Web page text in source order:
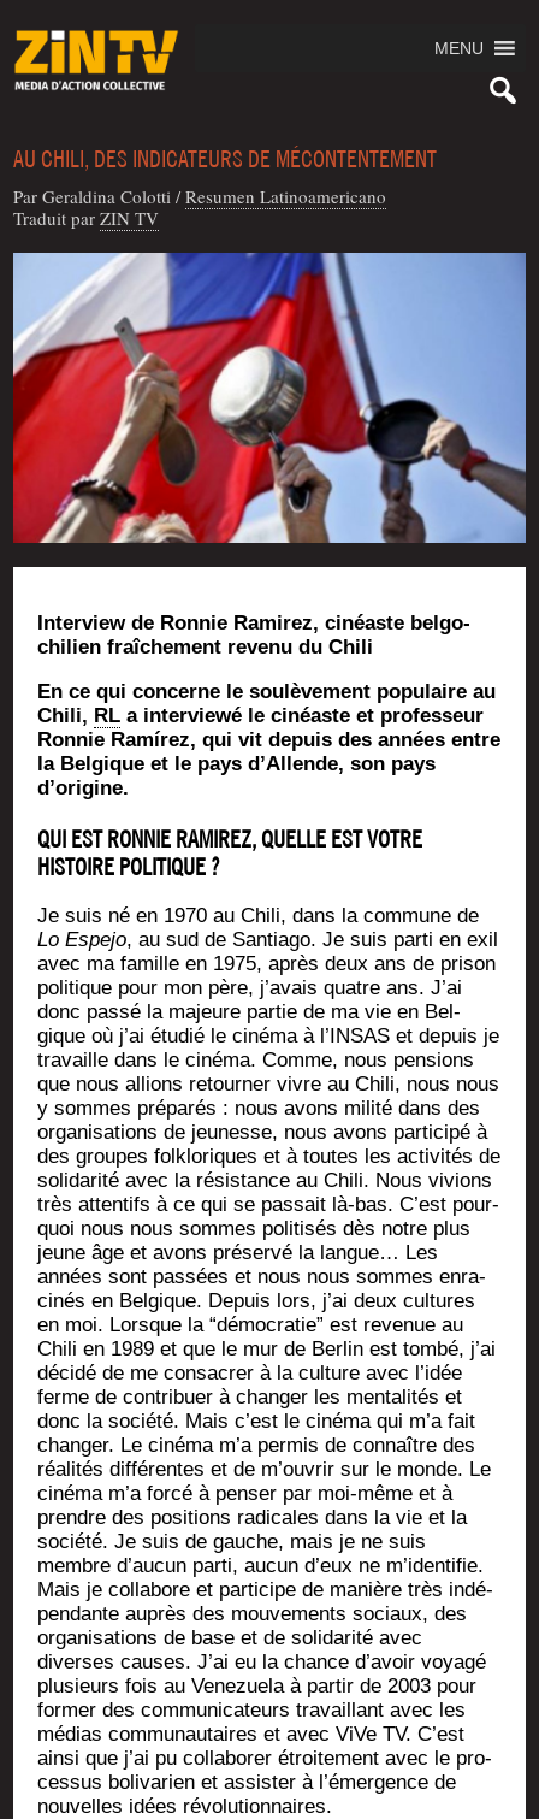
MENU
AU CHILI, DES INDICATEURS DE MÉCONTENTEMENT
Par Geral­di­na Colotti /Resu­men Latinoamericano
Tra­duit parZIN TV
Inter­view de Ron­nie Rami­rez, cinéaste bel­go-
chi­lien fraî­che­ment reve­nu du Chili
En ce qui concerne le sou­lè­ve­ment popu­laire au
Chi­li, RL a inter­viewé le cinéaste et pro­fes­seur
Ron­nie Ramí­rez, qui vit depuis des années entre
la Bel­gique et le pays d’Allende, son pays
d’origine.
QUI EST RONNIE RAMIREZ, QUELLE EST VOTRE
HISTOIRE POLITIQUE ?
Je suis né en 1970 au Chi­li, dans la com­mune de
Lo Espe­jo, au sud de San­tia­go. Je suis par­ti en exil
avec ma famille en 1975, après deux ans de pri­son
poli­tique pour mon père, j’avais quatre ans. J’ai
donc pas­sé la majeure par­tie de ma vie en Bel­
gique où j’ai étu­dié le ciné­ma à l’INSAS et depuis je
tra­vaille dans le ciné­ma. Comme, nous pen­sions
que nous allions retour­ner vivre au Chi­li, nous nous
y sommes pré­pa­rés : nous avons mili­té dans des
orga­ni­sa­tions de jeu­nesse, nous avons par­ti­ci­pé à
des groupes folk­lo­riques et à toutes les acti­vi­tés de
soli­da­ri­té avec la résis­tance au Chi­li. Nous vivions
très atten­tifs à ce qui se pas­sait là-bas. C’est pour­
quoi nous nous sommes poli­ti­sés dès notre plus
jeune âge et avons pré­ser­vé la langue… Les
années sont pas­sées et nous nous sommes enra­
ci­nés en Bel­gique. Depuis lors, j’ai deux cultures
en moi. Lorsque la “démo­cra­tie” est reve­nue au
Chi­li en 1989 et que le mur de Ber­lin est tom­bé, j’ai
déci­dé de me consa­crer à la culture avec l’idée
ferme de contri­buer à chan­ger les men­ta­li­tés et
donc la socié­té. Mais c’est le ciné­ma qui m’a fait
chan­ger. Le ciné­ma m’a per­mis de connaître des
réa­li­tés dif­fé­rentes et de m’ouvrir sur le monde. Le
ciné­ma m’a for­cé à pen­ser par moi-même et à
prendre des posi­tions radi­cales dans la vie et la
socié­té. Je suis de gauche, mais je ne suis
membre d’aucun par­ti, aucun d’eux ne m’identifie.
Mais je col­la­bore et par­ti­cipe de manière très indé­
pen­dante auprès des mou­ve­ments sociaux, des
orga­ni­sa­tions de base et de soli­da­ri­té avec
diverses causes. J’ai eu la chance d’avoir voya­gé
plu­sieurs fois au Vene­zue­la à par­tir de 2003 pour
for­mer des com­mu­ni­ca­teurs tra­vaillant avec les
médias com­mu­nau­taires et avec ViVe TV. C’est
ain­si que j’ai pu col­la­bo­rer étroi­te­ment avec le pro­
ces­sus boli­va­rien et assis­ter à l’émergence de
nou­velles idées révolutionnaires.